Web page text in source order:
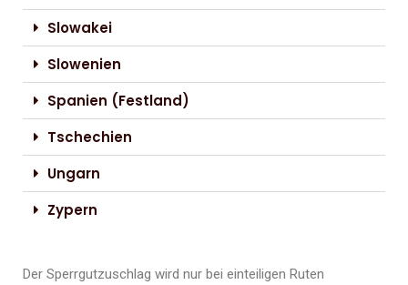
Slowakei
Slowenien
Spanien (Festland)
Tschechien
Ungarn
Zypern
Der Sperrgutzuschlag wird nur bei einteiligen Ruten